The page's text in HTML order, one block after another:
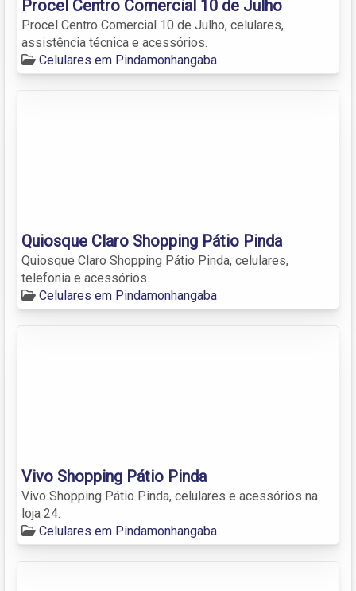
Procel Centro Comercial 10 de Julho
Procel Centro Comercial 10 de Julho, celulares,
assistência técnica e acessórios.
Celulares em Pindamonhangaba
Quiosque Claro Shopping Pátio Pinda
Quiosque Claro Shopping Pátio Pinda, celulares,
telefonia e acessórios.
Celulares em Pindamonhangaba
Vivo Shopping Pátio Pinda
Vivo Shopping Pátio Pinda, celulares e acessórios na
loja 24.
Celulares em Pindamonhangaba